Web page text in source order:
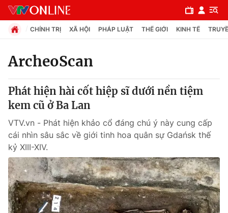
Chuyên mục
Chính trị
Xã hội
Pháp luật
Y tế
CHÍNH TRỊ XÃ HỘI PHÁP LUẬT THẾ GIỚI KINH TẾ
ArcheoScan
Phát hiện hài cốt hiệp sĩ dưới nền tiệm
kem cũ ở Ba Lan
VTV.vn - Phát hiện khảo cổ đáng chú ý này cung cấp
cái nhìn sâu sắc về giới tinh hoa quân sự Gdańsk thế
kỷ XIII-XIV.